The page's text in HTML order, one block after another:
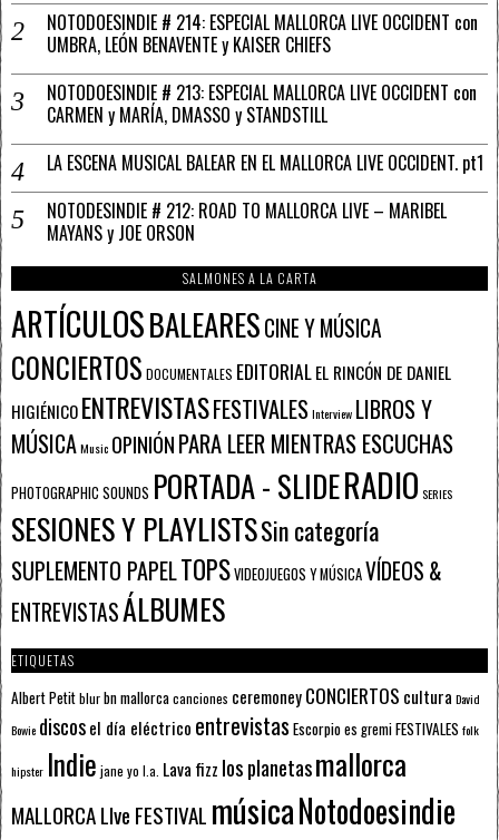
NOTODOESINDIE # 214: ESPECIAL MALLORCA LIVE OCCIDENT con
UMBRA, LEÓN BENAVENTE y KAISER CHIEFS
NOTODOESINDIE # 213: ESPECIAL MALLORCA LIVE OCCIDENT con
CARMEN y MARÍA, DMASSO y STANDSTILL
LA ESCENA MUSICAL BALEAR EN EL MALLORCA LIVE OCCIDENT. pt1
NOTODESINDIE # 212: ROAD TO MALLORCA LIVE – MARIBEL
MAYANS y JOE ORSON
SALMONES A LA CARTA
ARTÍCULOSBALEARESCINE Y MÚSICA
CONCIERTOS DOCUMENTALES EDITORIALEL RINCÓN DE DANIEL
HIGIÉNICOENTREVISTASFESTIVALESInterview LIBROS Y
MÚSICAMusic OPINIÓNPARA LEER MIENTRAS ESCUCHAS
PHOTOGRAPHIC SOUNDS PORTADA - SLIDERADIO SERIES
SESIONES Y PLAYLISTSSin categoría
SUPLEMENTO PAPELTOPSVIDEOJUEGOS Y MÚSICAVÍDEOS &
ENTREVISTASÁLBUMES
ETIQUETAS
Albert Petitblurbn mallorcacanciones ceremoneyCONCIERTOS cultura David
Bowie discosel día eléctrico entrevistas Escorpioes gremiFESTIVALES folk
hipster Indie jane yo l.a. Lava fizz los planetasmallorca
MALLORCA LIve FESTIVAL músicaNotodoesindie